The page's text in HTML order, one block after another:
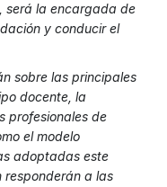
, será la encargada de
y conducir el
sobre las principales
docente, la
profesionales de
el modelo
adoptadas este
responderán a las